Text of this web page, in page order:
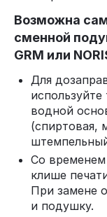
Возможна
сменной
GRM или
Для
водной
(спиртовая,
Со
клише
При замене
и подушку.